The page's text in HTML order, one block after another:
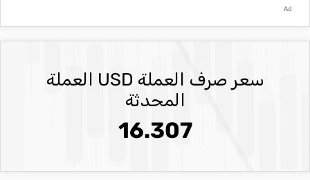
Ad
سعر صرف العملة USD العملة
المحدثة
16.307